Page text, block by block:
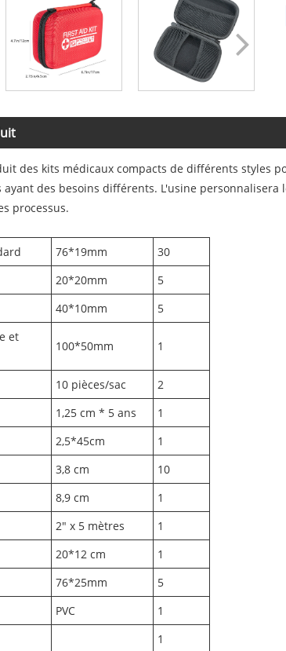
des kits médicaux compacts de différents styles
des besoins différents. L'usine
processus.
76*19mm
30
20*20mm
5
40*10mm
5
et
100*50mm 1
10 pièces/sac
2
1,25 cm * 5 ans
1
2,5*45cm
1
3,8 cm
10
8,9 cm
1
2" x 5 mètres
1
20*12 cm
1
76*25mm
5
PVC
1
1